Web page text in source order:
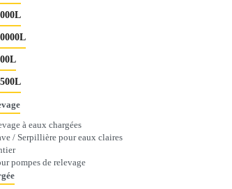
à eaux chargées
/ Serpillière pour eaux claires
pompes de relevage